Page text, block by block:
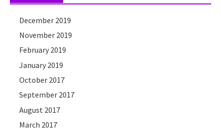
December 2019
November 2019
February 2019
January 2019
October 2017
September 2017
August 2017
March 2017